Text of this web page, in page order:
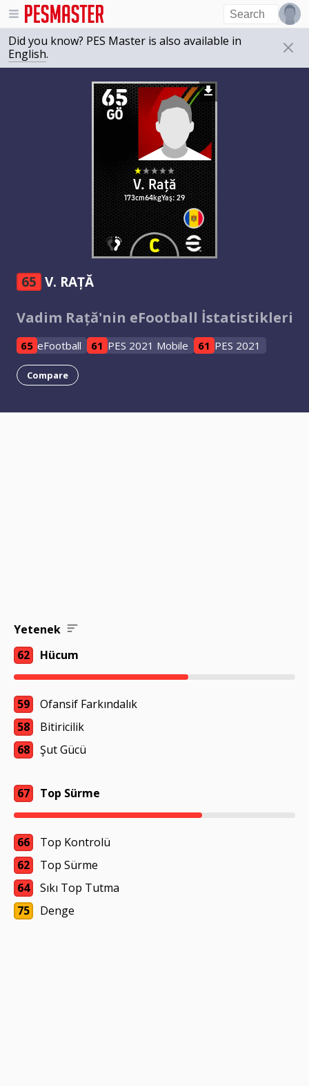
Did you know? PES Master is also available in
English.
65
GÖ
V. Rață
173cm64kgYaş: 29
65 V. RAȚĂ
Vadim Rață'nin eFootball İstatistikleri
65 eFootball 61 PES 2021 Mobile 61 PES 2021
Compare
Yetenek
62
Hücum
59
Ofansif Farkındalık
58
Bitiricilik
68
Şut Gücü
67 Top Sürme
66
Top Kontrolü
62
Top Sürme
64
Sıkı Top Tutma
75
Denge